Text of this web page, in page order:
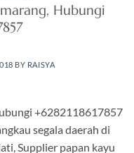
Hubungi
BY RAISYA
+6282118617857
segala daerah di
Supplier papan kayu